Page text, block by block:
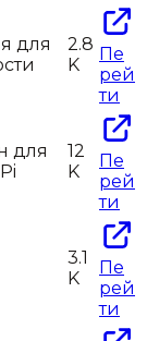
для
2.8
K
Пе
рей
ти
для
12
K
Пе
рей
ти
3.1
K
Пе
рей
ти